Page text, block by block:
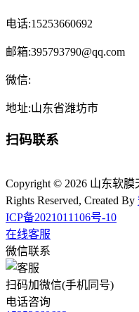
电话:15253660692
邮箱:395793790@qq.com
微信:
地址:山东省潍坊市
扫码联系
Copyright © 2026 山东软
Rights Reserved, Created By
ICP备2021011106号-10
在线客服
微信联系
扫码加微信(手机同号)
电话咨询